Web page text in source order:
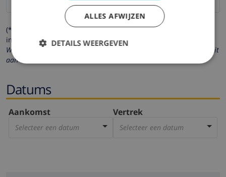
(* de velden met een sterretje moeten verplicht worden
ingevuld )
Wij respecteren uw privacy. Uw persoonlijke gegevens worden nooit
aan derden verstrekt.
Datums
Aankomst
Selecteer een datum
Vertrek
Selecteer een datum
ALLES AFWIJZEN
DETAILS WEERGEVEN